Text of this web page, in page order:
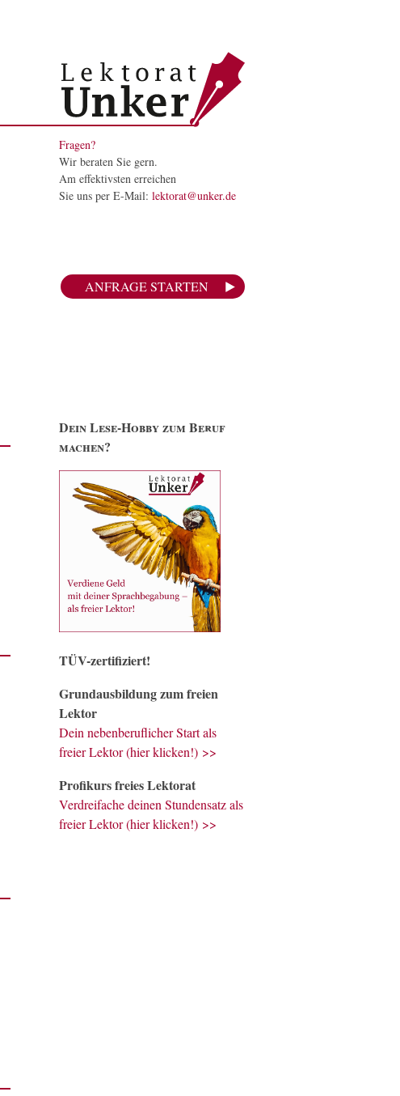
Fragen?
Wir beraten Sie gern.
Am effektivsten erreichen
Sie uns per E-Mail: lektorat@unker.de
ANFRAGE STARTEN
Dein Lese-Hobby zum Beruf
machen?
TÜV-zertifiziert!
Grundausbildung zum freien
Lektor
Dein nebenberuflicher Start als
freier Lektor (hier klicken!) >>
Profikurs freies Lektorat
Verdreifache deinen Stundensatz als
freier Lektor (hier klicken!) >>